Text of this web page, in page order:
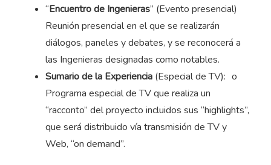
“Encuentro de Ingenieras” (Evento presencial)
Reunión presencial en el que se realizarán
diálogos, paneles y debates, y se reconocerá a
las Ingenieras designadas como notables.
Sumario de la Experiencia (Especial de TV): o
Programa especial de TV que realiza un
“racconto” del proyecto incluidos sus “highlights”,
que será distribuido vía transmisión de TV y
Web, “on demand”.